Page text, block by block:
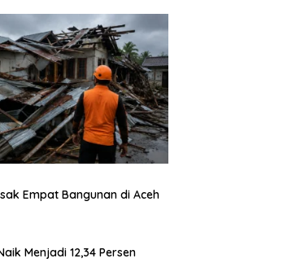
Empat Bangunan di Aceh
Menjadi 12,34 Persen